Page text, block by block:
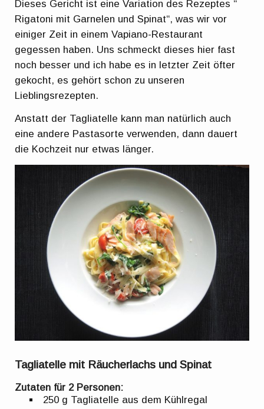
Dieses Gericht ist eine Variation des Rezeptes “
Rigatoni mit Garnelen und Spinat“, was wir vor
einiger Zeit in einem Vapiano-Restaurant
gegessen haben. Uns schmeckt dieses hier fast
noch besser und ich habe es in letzter Zeit öfter
gekocht, es gehört schon zu unseren
Lieblingsrezepten.
Anstatt der Tagliatelle kann man natürlich auch
eine andere Pastasorte verwenden, dann dauert
die Kochzeit nur etwas länger.
Tagliatelle mit Räucherlachs und Spinat
Zutaten für 2 Personen:
250 g Tagliatelle aus dem Kühlregal